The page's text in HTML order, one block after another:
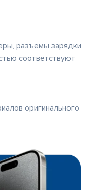
разъемы зарядки,
соответствуют
оригинального